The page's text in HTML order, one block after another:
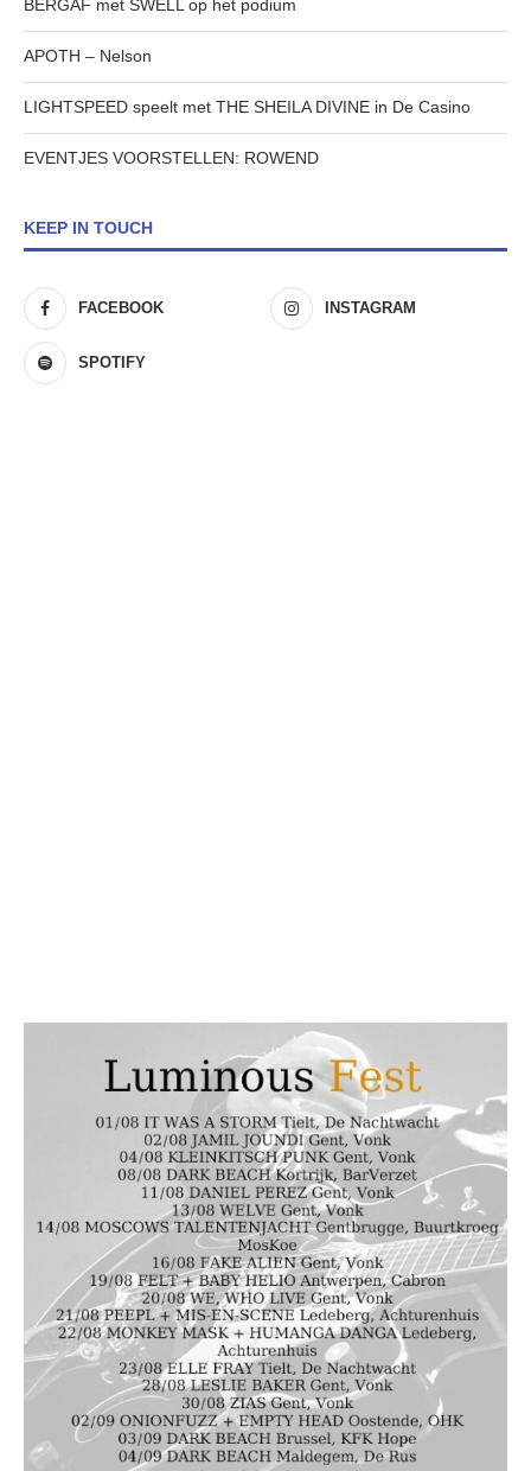
BERGAF met SWELL op het podium
APOTH – Nelson
LIGHTSPEED speelt met THE SHEILA DIVINE in De Casino
EVENTJES VOORSTELLEN: ROWEND
KEEP IN TOUCH
FACEBOOK INSTAGRAM
SPOTIFY